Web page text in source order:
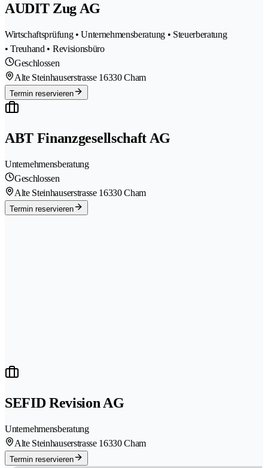
AUDIT Zug AG
Wirtschaftsprüfung • Unternehmensberatung • Steuerberatung
• Treuhand • Revisionsbüro
Geschlossen
Alte Steinhauserstrasse 16330 Cham
Termin reservieren
ABT Finanzgesellschaft AG
Unternehmensberatung
Geschlossen
Alte Steinhauserstrasse 16330 Cham
Termin reservieren
SEFID Revision AG
Unternehmensberatung
Alte Steinhauserstrasse 16330 Cham
Termin reservieren